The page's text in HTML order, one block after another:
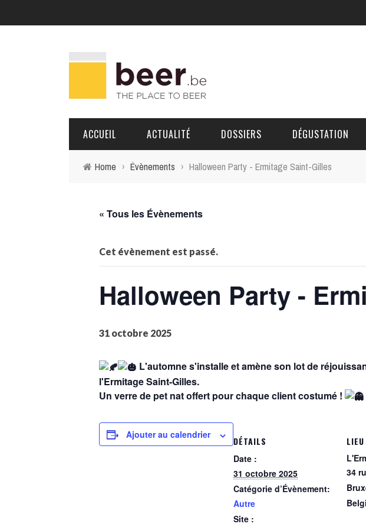
ACCUEIL ACTUALITÉ DOSSIERS DÉGUSTATION
Home › Évènements › Halloween Party - Ermitage Saint-Gilles
« Tous les Évènements
Cet évènement est passé.
Halloween Party -
31 octobre 2025
L'automne s'installe et amène son lot de
l'Ermitage Saint-Gilles.
Un verre de pet nat offert pour chaque client costumé !
Ajouter au calendrier
DÉTAILS
Date :
31 octobre 2025
Catégorie d’Évènement:
Autre
Site :
LIEU
34